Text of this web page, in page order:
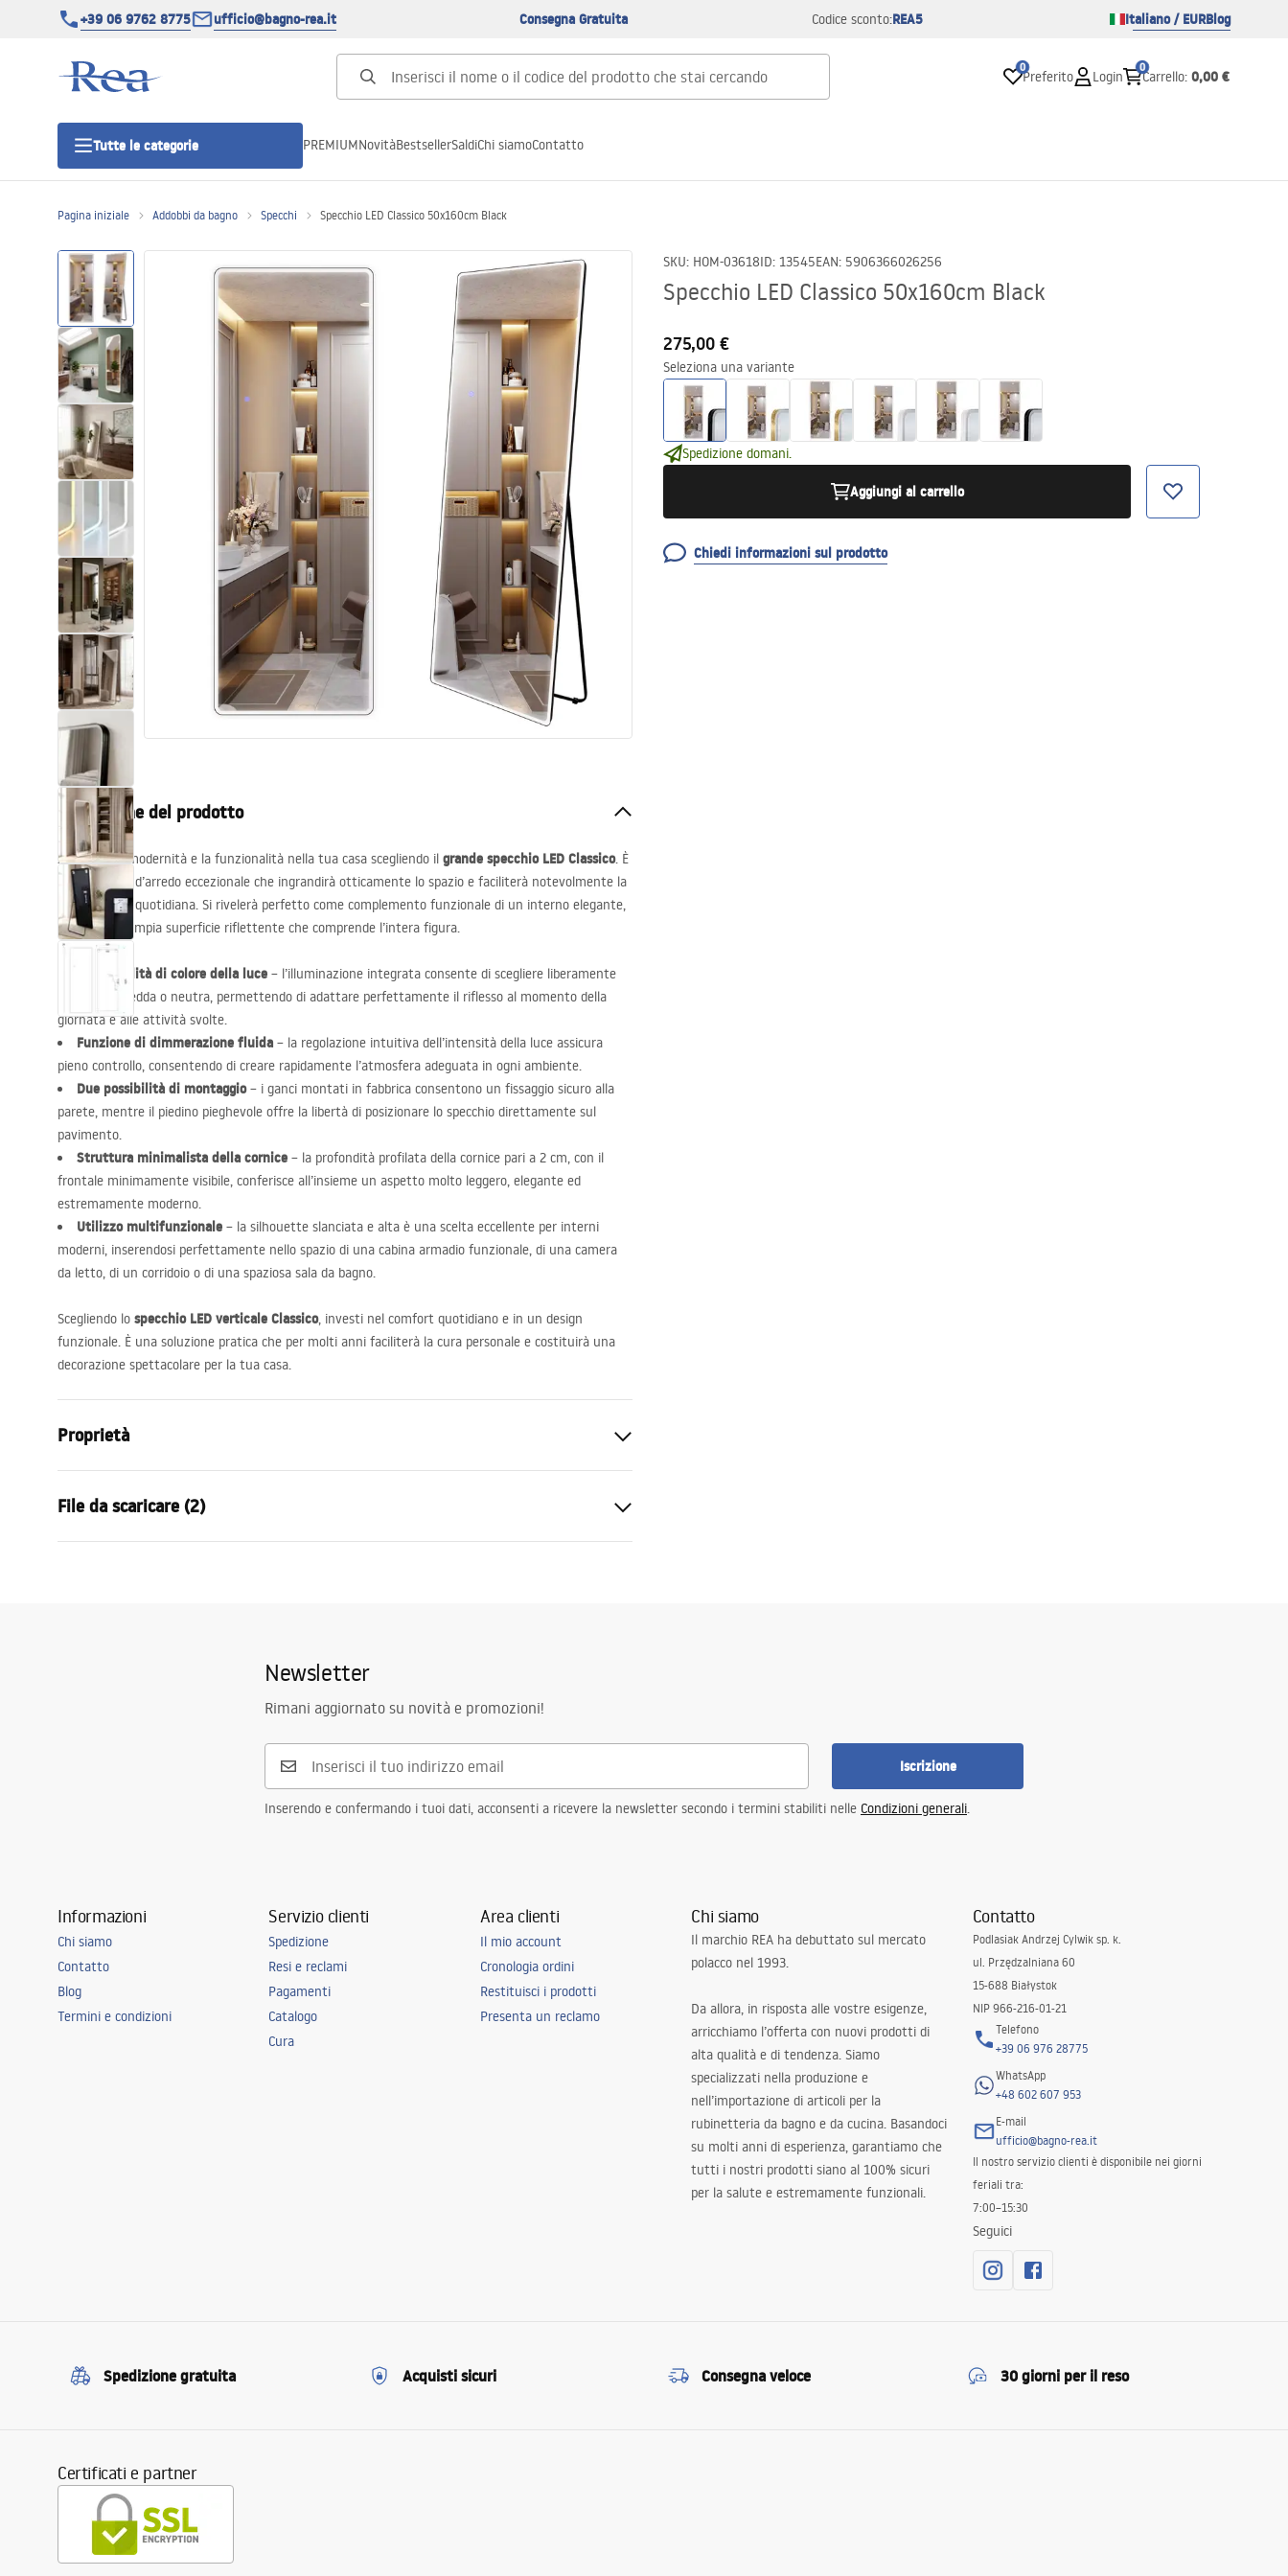
+39 06 9762 8775 ufficio@bagno-rea.it Consegna Gratuita Codice sconto:REA5 Italiano / EURBlog
0
Preferito Login
0
Carrello: 0,00 €
Tutte le categorie
Porte doccia
Piatti doccia da bagno
Canaline di scarico
Set di vaso WC e bidet
Vasche da bagno e schermi vasca
Rubinetti da bagno
Set doccia
Cucina
PREMIUMNovitàBestsellerSaldiChi siamoContatto
Pagina iniziale Addobbi da bagno Specchi Specchio LED Classico 50x160cm Black
SKU: HOM-03618ID: 13545EAN: 5906366026256
Specchio LED Classico 50x160cm Black
275,00 €
Seleziona una variante
Spedizione domani.
Aggiungi al carrello
Chiedi informazioni sul prodotto
Descrizione del prodotto
Apprezza la modernità e la funzionalità nella tua casa scegliendo il grande specchio LED Classico. È
un elemento d’arredo eccezionale che ingrandirà otticamente lo spazio e faciliterà notevolmente la
preparazione quotidiana. Si rivelerà perfetto come complemento funzionale di un interno elegante,
offrendo un’ampia superficie riflettente che comprende l’intera figura.
Tre modalità di colore della luce – l’illuminazione integrata consente di scegliere liberamente
luce calda, fredda o neutra, permettendo di adattare perfettamente il riflesso al momento della
giornata e alle attività svolte.
Funzione di dimmerazione fluida – la regolazione intuitiva dell’intensità della luce assicura
pieno controllo, consentendo di creare rapidamente l’atmosfera adeguata in ogni ambiente.
Due possibilità di montaggio– i ganci montati in fabbrica consentono un fissaggio sicuro alla
parete, mentre il piedino pieghevole offre la libertà di posizionare lo specchio direttamente sul
pavimento.
Struttura minimalista della cornice – la profondità profilata della cornice pari a 2 cm, con il
frontale minimamente visibile, conferisce all’insieme un aspetto molto leggero, elegante ed
estremamente moderno.
Utilizzo multifunzionale – la silhouette slanciata e alta è una scelta eccellente per interni
moderni, inserendosi perfettamente nello spazio di una cabina armadio funzionale, di una camera
da letto, di un corridoio o di una spaziosa sala da bagno.
Scegliendo lo specchio LED verticale Classico, investi nel comfort quotidiano e in un design
funzionale. È una soluzione pratica che per molti anni faciliterà la cura personale e costituirà una
decorazione spettacolare per la tua casa.
Proprietà
Larghezza
Profondità
20mm
Plastica
Rettangolare
12 W
24 mesi
File da scaricare (2)
Newsletter
Rimani aggiornato su novità e promozioni!
Iscrizione
Inserendo e confermando i tuoi dati, acconsenti a ricevere la newsletter secondo i termini stabiliti nelle Condizioni generali.
Informazioni
Chi siamo
Contatto
Blog
Termini e condizioni
Servizio clienti
Spedizione
Resi e reclami
Pagamenti
Catalogo
Cura
Area clienti
Il mio account
Cronologia ordini
Restituisci i prodotti
Presenta un reclamo
Chi siamo
Il marchio REA ha debuttato sul mercato
polacco nel 1993.
Da allora, in risposta alle vostre esigenze,
arricchiamo l’offerta con nuovi prodotti di
alta qualità e di tendenza. Siamo
specializzati nella produzione e
nell’importazione di articoli per la
rubinetteria da bagno e da cucina. Basandoci
su molti anni di esperienza, garantiamo che
tutti i nostri prodotti siano al 100% sicuri
per la salute e estremamente funzionali.
Contatto
Podlasiak Andrzej Cylwik sp. k.
ul. Przędzalniana 60
15-688 Białystok
NIP 966-216-01-21
Telefono
+39 06 976 28775
WhatsApp
+48 602 607 953
E-mail
ufficio@bagno-rea.it
Il nostro servizio clienti è disponibile nei giorni
feriali tra:
7:00–15:30
Seguici
Spedizione gratuita Acquisti sicuri Consegna veloce 30 giorni per il reso
Certificati e partner